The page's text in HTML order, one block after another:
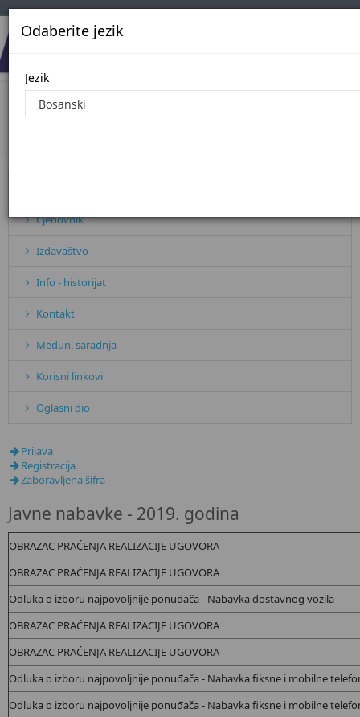
Odaberite jezik
Jezik
Javne nabavke - 2019. godina
Cjenovnik
Izdavaštvo
Info - historijat
Kontakt
Međun. saradnja
Korisni linkovi
Oglasni dio
Prijava
Registracija
Zaboravljena šifra
Javne nabavke - 2019. godina
OBRAZAC PRAĆENJA REALIZACIJE UGOVORA
OBRAZAC PRAĆENJA REALIZACIJE UGOVORA
Odluka o izboru najpovoljnije ponuđača - Nabavkadostavnog vozila
OBRAZAC PRAĆENJA REALIZACIJE UGOVORA
OBRAZAC PRAĆENJA REALIZACIJE UGOVORA
Odluka o izboru najpovoljnije ponuđača - Nabavkafiksne i mobilne
Odluka o izboru najpovoljnije ponuđača - Nabavkafiksne i mobilne